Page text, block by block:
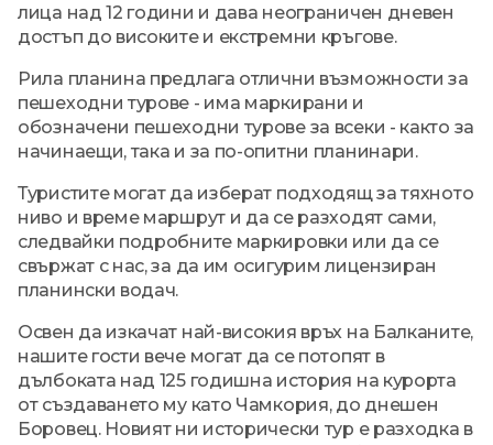
лица над 12 години и дава неограничен дневен
достъп до високите и екстремни кръгове.
Рила планина предлага отлични възможности за
пешеходни турове - има маркирани и
обозначени пешеходни турове за всеки - както за
начинаещи, така и за по-опитни планинари.
Туристите могат да изберат подходящ за тяхното
ниво и време маршрут и да се разходят сами,
следвайки подробните маркировки или да се
свържат с нас, за да им осигурим лицензиран
планински водач.
Освен да изкачат най-високия връх на Балканите,
нашите гости вече могат да се потопят в
дълбоката над 125 годишна история на курорта
от създаването му като Чамкория, до днешен
Боровец. Новият ни исторически тур е разходка в